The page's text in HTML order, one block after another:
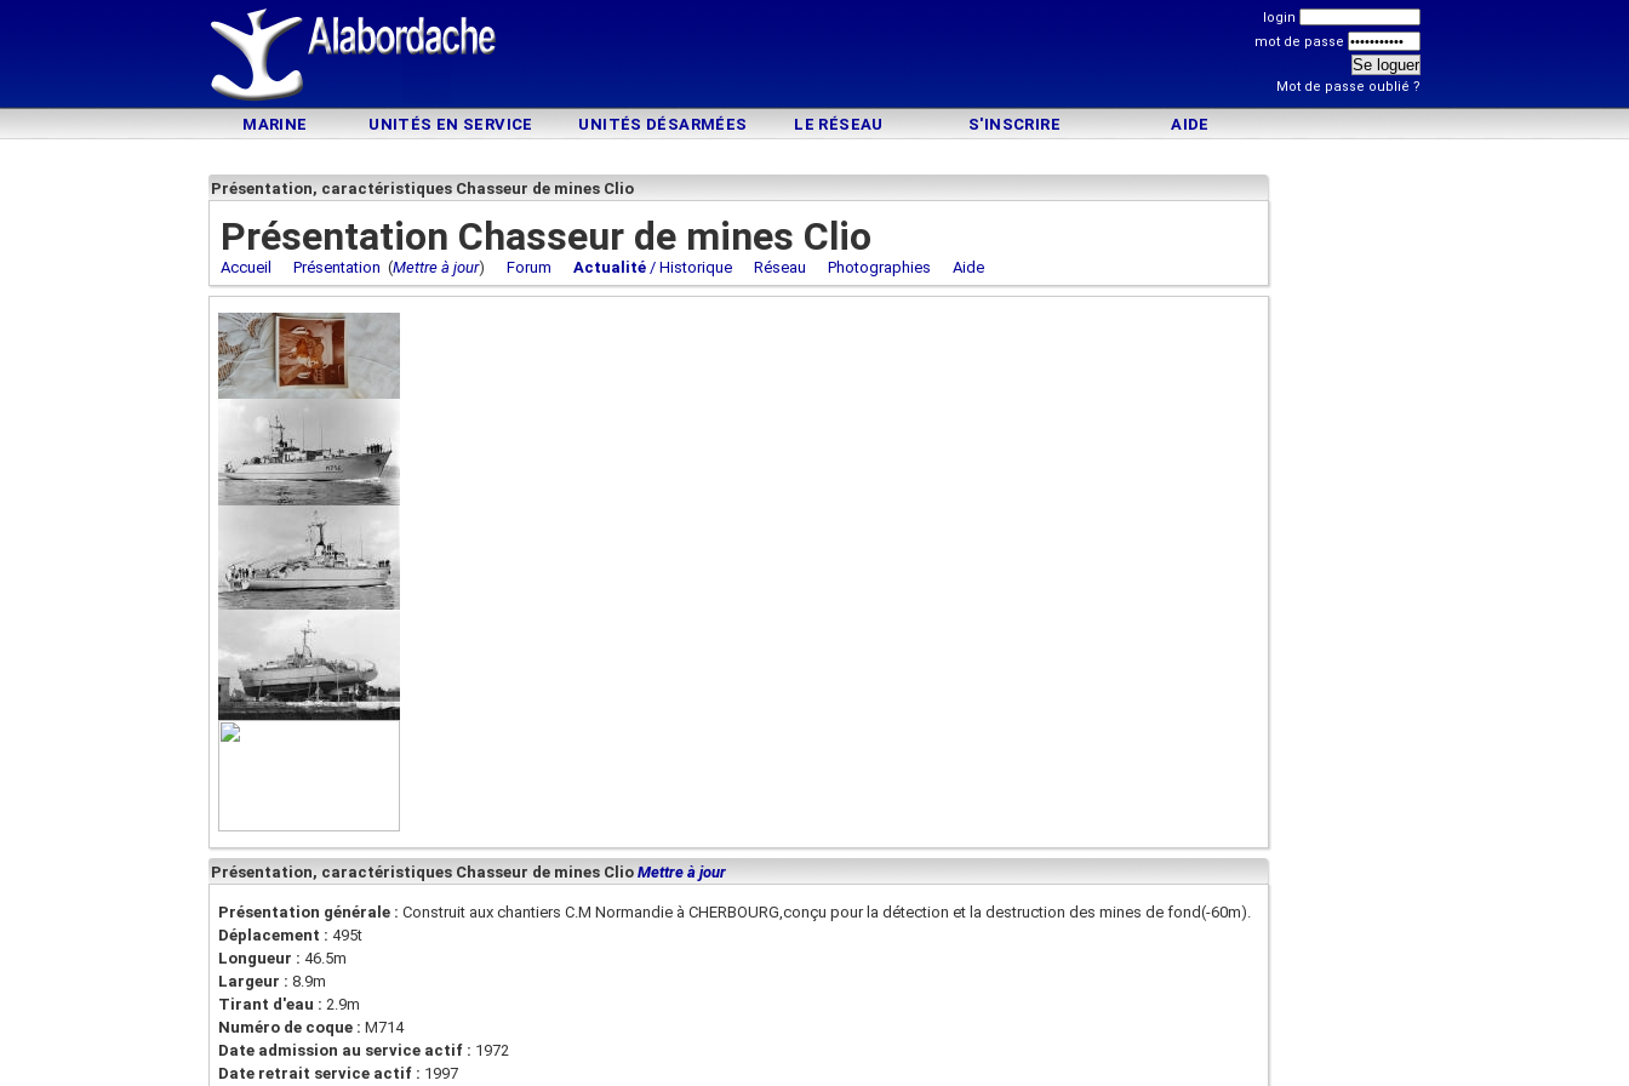
login
mot de passe
Mot de passe oublié ?
MARINE UNITÉS EN SERVICE UNITÉS DÉSARMÉES LE RÉSEAU S'INSCRIRE AIDE
Présentation, caractéristiques Chasseur de mines Clio
Présentation Chasseur de mines Clio
Accueil Présentation (Mettre à jour) Forum Actualité / Historique Réseau Photographies Aide
Présentation, caractéristiques Chasseur de mines Clio Mettre à jour
Présentation générale : Construit aux chantiers C.M Normandie à CHERBOURG,conçu pour la détection et la destruction des mines de fond(-60m).
Déplacement : 495t
Longueur : 46.5m
Largeur : 8.9m
Tirant d'eau : 2.9m
Numéro de coque : M714
Date admission au service actif : 1972
Date retrait service actif : 1997